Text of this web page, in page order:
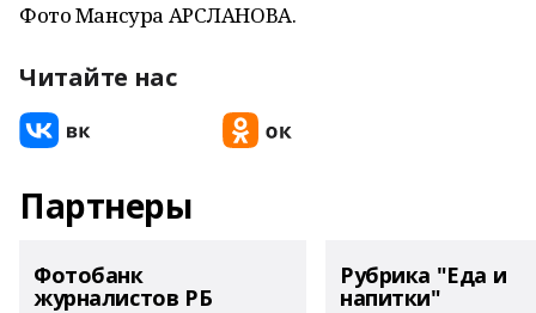
Фото Мансура АРСЛАНОВА.
Читайте нас
Партнеры
Фотобанк
журналистов РБ
Рубрика "Еда и
напитки"